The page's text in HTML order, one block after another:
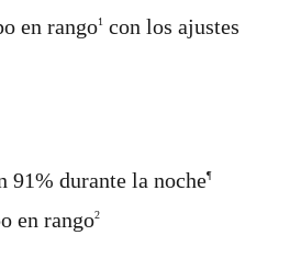
en rango1 con los ajustes
91% durante la noche¶
en rango2